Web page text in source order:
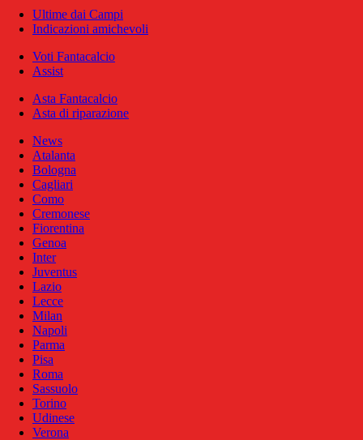
Ultime dai Campi
Indicazioni amichevoli
Voti Fantacalcio
Assist
Asta Fantacalcio
Asta di riparazione
News
Atalanta
Bologna
Cagliari
Como
Cremonese
Fiorentina
Genoa
Inter
Juventus
Lazio
Lecce
Milan
Napoli
Parma
Pisa
Roma
Sassuolo
Torino
Udinese
Verona